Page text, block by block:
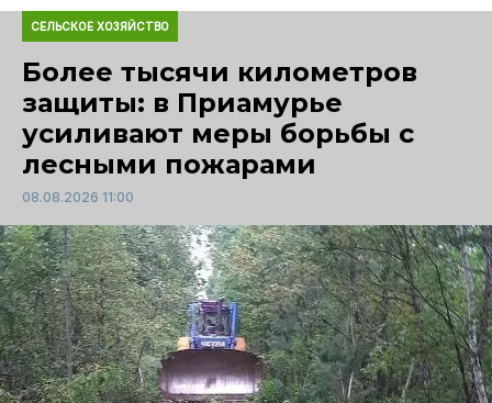
СЕЛЬСКОЕ ХОЗЯЙСТВО
Более тысячи километров
защиты: в Приамурье
усиливают меры борьбы с
лесными пожарами
08.08.2026 11:00